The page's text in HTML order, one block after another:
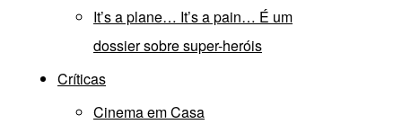
It’s a plane… It’s a pain… É um
dossier sobre super-heróis
Críticas
Cinema em Casa